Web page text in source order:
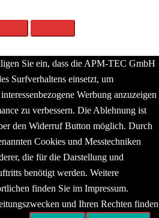
Sie ein, dass die APM-TEC GmbH
Surfverhaltens einsetzt, um
Werbung anzuzeigen
zu verbessern. Die Ablehnung ist
den Widerruf Button möglich. Durch
Cookies und Messtechniken
die für die Darstellung und
benötigt werden. Weitere
finden Sie im Impressum.
und Ihren Rechten finden